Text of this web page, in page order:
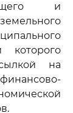
и
которого
на